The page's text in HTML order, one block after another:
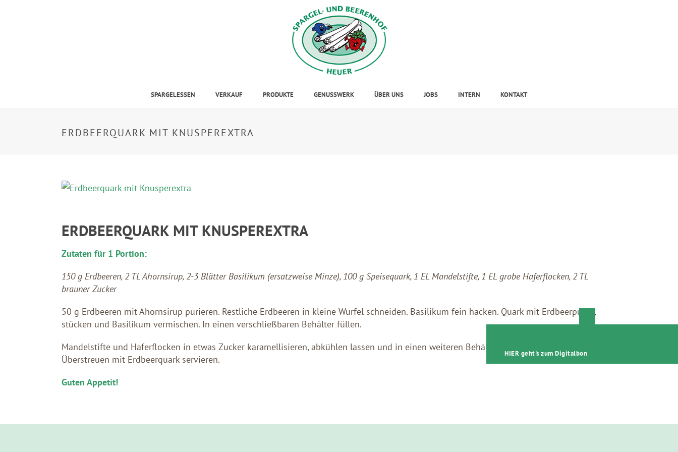
SPARGELESSEN VERKAUF PRODUKTE GENUSSWERK ÜBER UNS JOBS INTERN KONTAKT
ERDBEERQUARK MIT KNUSPEREXTRA
ERDBEERQUARK MIT KNUSPEREXTRA
Zutaten für 1 Portion:
150 g Erdbeeren, 2 TL Ahornsirup, 2-3 Blätter Basilikum (ersatzweise Minze), 100 g Speisequark, 1 EL Mandelstifte, 1 EL grobe Haferflocken, 2 TL
brauner Zucker
50 g Erdbeeren mit Ahornsirup pürieren. Restliche Erdbeeren in kleine Würfel schneiden. Basilikum fein hacken. Quark mit Erdbeerpüree, -
stücken und Basilikum vermischen. In einen verschließbaren Behälter füllen.
Mandelstifte und Haferflocken in etwas Zucker karamellisieren, abkühlen lassen und in einen weiteren Behälter füllen. Knusperextra zum
Überstreuen mit Erdbeerquark servieren.
Guten Appetit!
Close
HIER geht's zum Digitalbon